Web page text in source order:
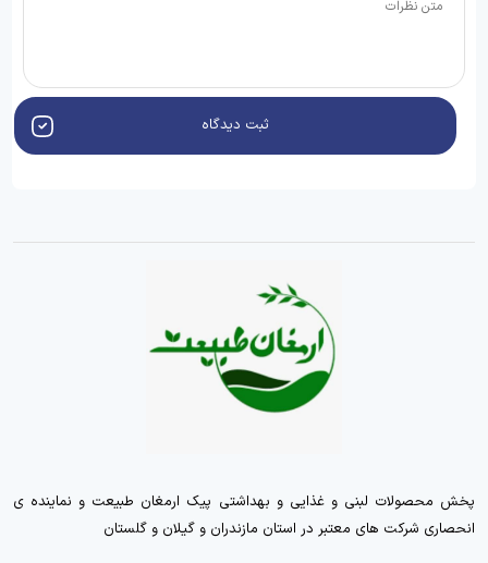
ثبت دیدگاه
پخش محصولات لبنی و غذایی و بهداشتی پیک ارمغان طبیعت و نماینده ی
انحصاری شرکت های معتبر در استان مازندران و گیلان و گلستان